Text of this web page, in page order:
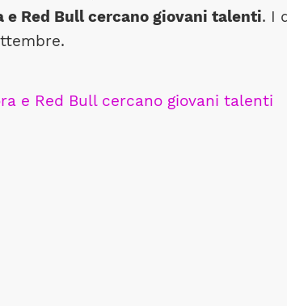
e Red Bull cercano giovani talenti. I